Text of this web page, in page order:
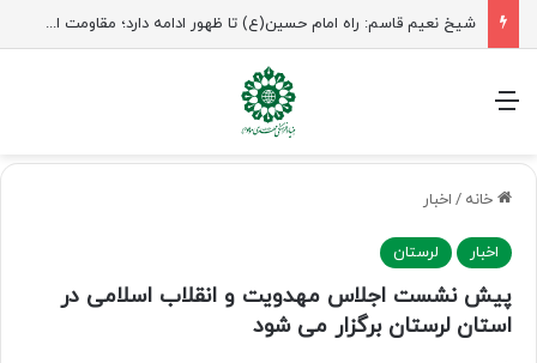
منو
خانه / اخبار
اخبار لرستان
پیش نشست اجلاس مهدویت و انقلاب اسلامی در
استان لرستان برگزار می شود